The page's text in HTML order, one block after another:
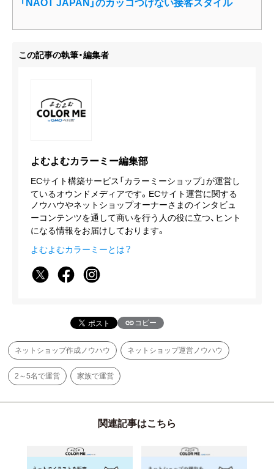
「NAOT JAPAN」のカッコつけない接客スタイル
この記事の執筆・編集者
よむよむカラーミー編集部
ECサイト構築サービス「カラーミーショップ」が運営し
ているオウンドメディアです。ECサイト運営に関する
ノウハウやネットショップオーナーさまのインタビュ
ーコンテンツを通して商いを行う人の役に立つ、ヒント
になる情報をお届けしております。
よむよむカラーミーとは？
コピー
ネットショップ作成ノウハウ ネットショップ運営ノウハウ
2～5名で運営 家族で運営
関連記事はこちら